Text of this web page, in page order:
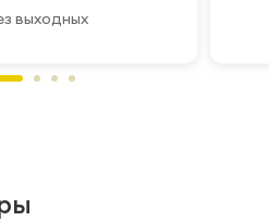
выходных